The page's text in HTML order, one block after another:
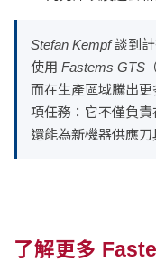
Stefan Kempf 談到
使用 Fastems GTS
而在生產區域騰出
項任務：它不僅負責
還能為新機器供應刀
了解更多